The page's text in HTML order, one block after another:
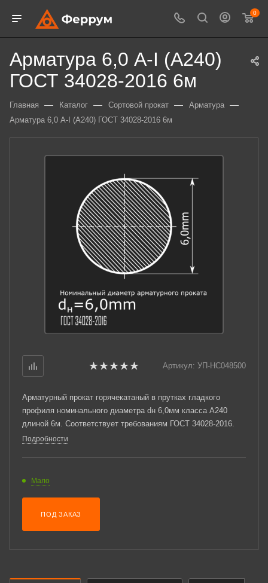
0
Арматура 6,0 А-I (А240)
ГОСТ 34028-2016 6м
Главная — Каталог — Сортовой прокат — Арматура —
Арматура 6,0 А-I (А240) ГОСТ 34028-2016 6м
Артикул: УП-НС048500
Арматурный прокат горячекатаный в прутках гладкого
профиля номинального диаметра dн 6,0мм класса А240
длиной 6м. Соответствует требованиям ГОСТ 34028-2016.
Подробности
Мало
ПОД ЗАКАЗ